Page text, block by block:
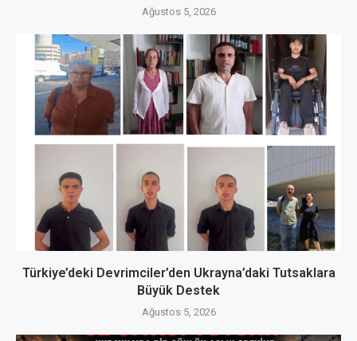
Ağustos 5, 2026
Türkiye’deki Devrimciler’den Ukrayna’daki Tutsaklara
Büyük Destek
Ağustos 5, 2026